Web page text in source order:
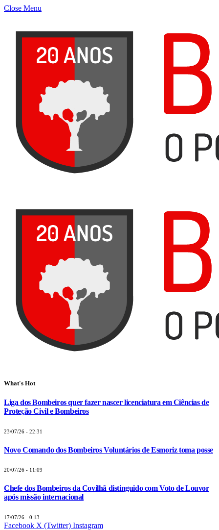
Close Menu
What's Hot
Liga dos Bombeiros quer fazer nascer licenciatura em Ciências de
Proteção Civil e Bombeiros
23/07/26 - 22:31
Novo Comando dos Bombeiros Voluntários de Esmoriz toma posse
20/07/26 - 11:09
Chefe dos Bombeiros da Covilhã distinguido com Voto de Louvor
após missão internacional
17/07/26 - 0:13
Facebook X (Twitter) Instagram